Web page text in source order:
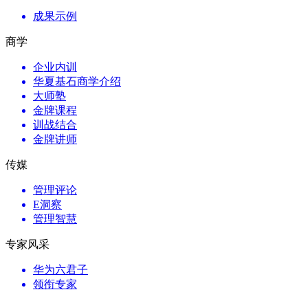
成果示例
商学
企业内训
华夏基石商学介绍
大师塾
金牌课程
训战结合
金牌讲师
传媒
管理评论
E洞察
管理智慧
专家风采
华为六君子
领衔专家